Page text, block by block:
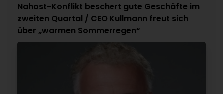
Nahost-Konflikt beschert gute Geschäfte im
zweiten Quartal / CEO Kullmann freut sich
über „warmen Sommerregen“